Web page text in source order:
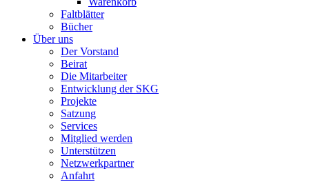
Faltblätter
Bücher
Über uns
Der Vorstand
Beirat
Die Mitarbeiter
Entwicklung der SKG
Projekte
Satzung
Services
Mitglied werden
Unterstützen
Netzwerkpartner
Anfahrt